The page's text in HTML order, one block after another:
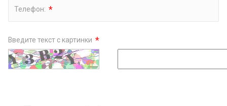
Телефон: *
Введите текст с картинки *